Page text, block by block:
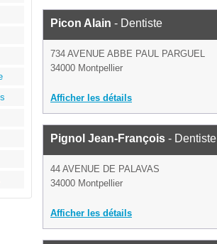
Picon Alain - Dentiste
734 AVENUE ABBE PAUL PARGUEL
34000 Montpellier
Afficher les détails
Pignol Jean-François - Dentiste
44 AVENUE DE PALAVAS
34000 Montpellier
Afficher les détails